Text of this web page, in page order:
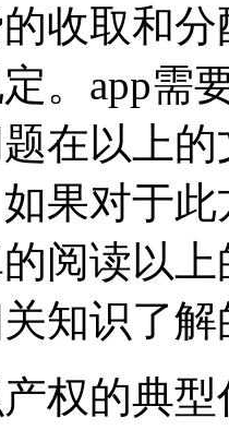
收取和
。app需
在以上
果对于
阅读以
知识了
权的典